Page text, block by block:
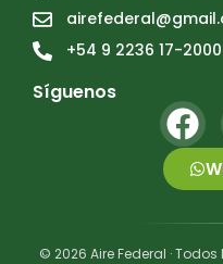
+54 9 2236 17-2000
Síguenos
© 2026 Aire Federal ·